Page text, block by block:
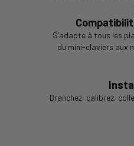
S’adapte à tous les
du mini-claviers aux
Branchez, calibrez,